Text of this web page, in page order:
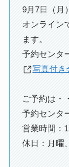
9月7日（月
オンライン
ます。
予約センタ
写真付き
ご予約は・・
予約センタ
営業時間：
休日：月曜